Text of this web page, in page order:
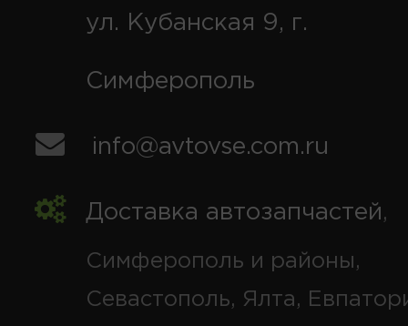
ул. Кубанская 9, г.
Симферополь
info@avtovse.com.ru
Доставка автозапчастей,
Симферополь и районы,
Севастополь, Ялта,